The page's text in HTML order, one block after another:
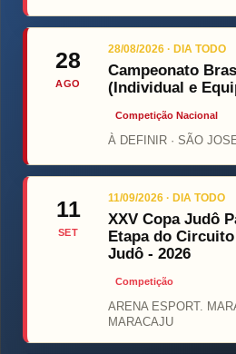
28
AGO
28/08/2026 · DIA TODO
Campeonato
(Individual e
Competição Nacional
À DEFINIR · SÃO
11
SET
11/09/2026 · DIA TODO
XXV Copa Judô
Etapa do
Judô - 2026
Competição
ARENA ESPORT.
MARACAJU